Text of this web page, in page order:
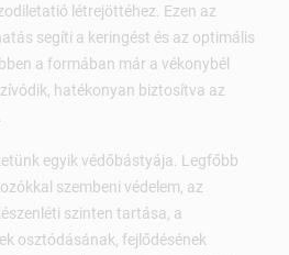
létrejöttéhez. Ezen az
segíti a keringést és az optimális
a formában már a vékonybél
hatékonyan biztosítva az
egyik védőbástyája. Legfőbb
szembeni védelem, az
szinten tartása, a
osztódásának, fejlődésének